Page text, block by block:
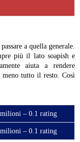
a quella generale.
più il lato soapish e
aiuta a rendere
meno tutto il resto. Così
– 0.1 rating
– 0.1 rating